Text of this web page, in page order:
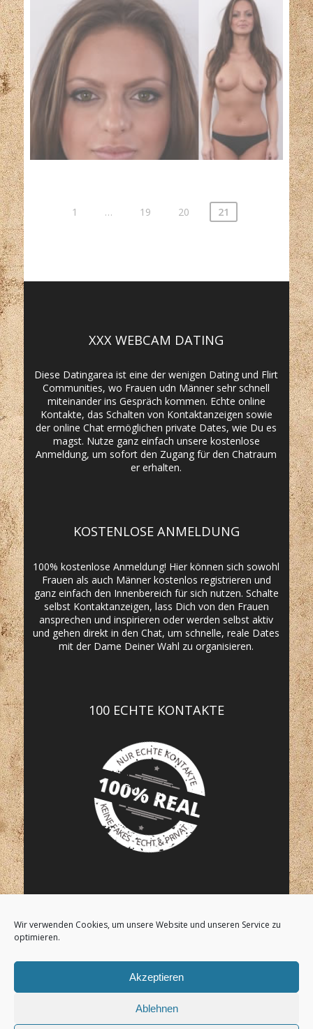
Wir verwenden Cookies, um unsere Website und unseren Service zu
optimieren.
Akzeptieren
Ablehnen
1 … 19 20 21
XXX WEBCAM DATING
Diese Datingarea ist eine der wenigen Dating und Flirt
Communities, wo Frauen udn Männer sehr schnell
miteinander ins Gespräch kommen. Echte online
Kontakte, das Schalten von Kontaktanzeigen sowie
der online Chat ermöglichen private Dates, wie Du es
magst. Nutze ganz einfach unsere kostenlose
Anmeldung, um sofort den Zugang für den Chatraum
er erhalten.
KOSTENLOSE ANMELDUNG
100% kostenlose Anmeldung! Hier können sich sowohl
Frauen als auch Männer kostenlos registrieren und
ganz einfach den Innenbereich für sich nutzen. Schalte
selbst Kontaktanzeigen, lass Dich von den Frauen
ansprechen und inspirieren oder werden selbst aktiv
und gehen direkt in den Chat, um schnelle, reale Dates
mit der Dame Deiner Wahl zu organisieren.
100 ECHTE KONTAKTE
GEPRÜFTE SEITENQUALIÄT: